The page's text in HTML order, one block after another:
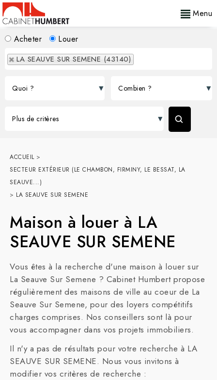
Menu
Acheter Louer
LA SEAUVE SUR SEMENE (43140)
ACCUEIL>
SECTEUR EXTÉRIEUR (LE CHAMBON, FIRMINY, LE BESSAT, LA
SEAUVE...)
> LA SEAUVE SUR SEMENE
Maison à louer à LA
SEAUVE SUR SEMENE
Vous êtes à la recherche d'une maison à louer sur
La Seauve Sur Semene ? Cabinet Humbert propose
régulièrement des maisons de ville au coeur de La
Seauve Sur Semene, pour des loyers compétitifs
charges comprises. Nos conseillers sont là pour
vous accompagner dans vos projets immobiliers.
Il n'y a pas de résultats pour votre recherche à LA
SEAUVE SUR SEMENE. Nous vous invitons à
modifier vos critères de recherche :